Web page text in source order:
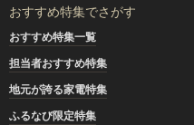
おすすめ特集でさがす
おすすめ特集一覧
担当者おすすめ特集
地元が誇る家電特集
ふるなび限定特集